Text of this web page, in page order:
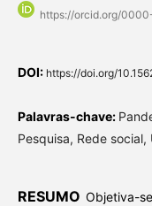
https://orcid.org/
DOI: https://doi.org/
Palavras-chave:
Pesquisa, Rede social,
RESUMO Objetiva-